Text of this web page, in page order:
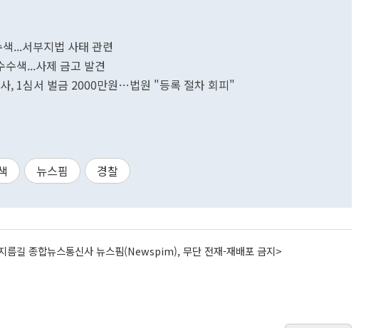
...서부지법 사태 관련
색...사제 금고 발견
, 1심서 벌금 2000만원…법원 "등록 절차 회피"
뉴스핌 경찰
름길 종합뉴스통신사 뉴스핌(Newspim), 무단 전재-재배포 금지>